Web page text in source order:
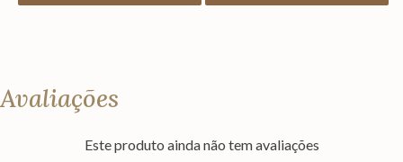
Avaliações
Este produto ainda não tem avaliações